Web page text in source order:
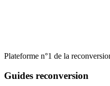
Plateforme n°1 de la
Guides reconversion